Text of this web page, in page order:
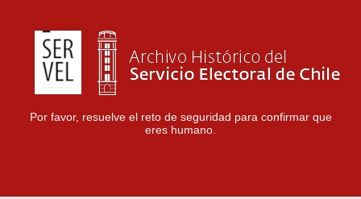
Por favor, resuelve el reto de seguridad para confirmar que
eres humano.